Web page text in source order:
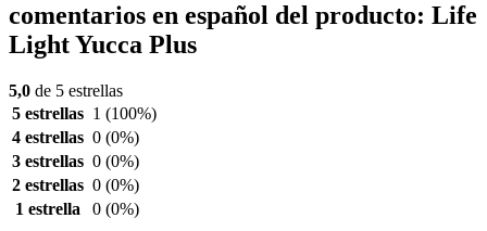
comentarios en español del producto: Life
Light Yucca Plus
5,0 de 5 estrellas
5 estrellas 1 (100%)
4 estrellas 0 (0%)
3 estrellas 0 (0%)
2 estrellas 0 (0%)
1 estrella
0 (0%)